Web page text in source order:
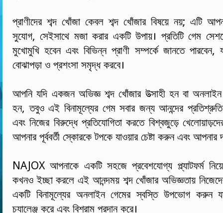
প্রাণীদের শব্দ খোঁজা কেবল শব্দ খোঁজার বিষয়ে নয়; এটি
সুযোগ, সেইসাথে মজা করার একটি উপায়। প্রতিটি গেম
মুখোমুখি হবেন এবং বিভিন্ন প্রাণী সম্পর্কে জানতে পারবেন,
বোঝাপড়া ও প্রশংসা সমৃদ্ধ করবে।
আপনি যদি একজন অভিজ্ঞ শব্দ খোঁজার উত্সাহী হন বা
হন, তবুও এই বিনামূল্যের গেম সবার জন্য আনন্দের
এবং নিজের বিরুদ্ধে প্রতিযোগিতা করতে বিশ্বজুড়ে
আপনার পূর্ববর্তী স্কোরকে টপকে যাওয়ার চেষ্টা করুন এবং
NAJOX আপনাকে একটি সহজে প্রবেশযোগ্য প্ল্যাটফর্ম
কখনও ইচ্ছা করলে এই আনন্দময় শব্দ খোঁজার অভিজ্ঞতায়
একটি বিনামূল্যের অনলাইন গেমের স্বস্তি উপভোগ করুন
চ্যালেঞ্জ করে এবং বিশ্রাম প্রদান করে।